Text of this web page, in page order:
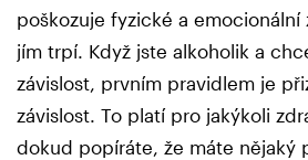
poškozuje fyzické a
jím trpí. Když jste alkoholik a
závislost, prvním pravidlem je
závislost. To platí pro jakýkoli
dokud popíráte, že máte nějaký